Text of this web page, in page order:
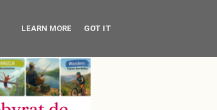
LEARN MORE GOT IT